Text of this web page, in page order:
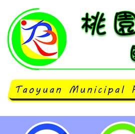
neilrpjhstyc網站設